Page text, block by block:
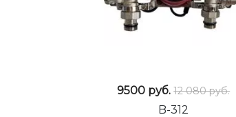
9500 руб. 12 080 руб.
B-312